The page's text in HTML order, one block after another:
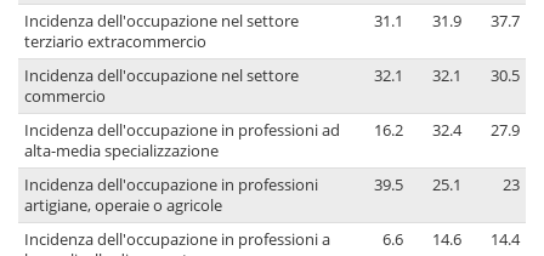
Incidenza dell'occupazione nel settore
terziario extracommercio
31.1 31.9 37.7
Incidenza dell'occupazione nel settore
commercio
32.1 32.1 30.5
Incidenza dell'occupazione in professioni ad
alta-media specializzazione
16.2 32.4 27.9
Incidenza dell'occupazione in professioni
artigiane, operaie o agricole
39.5 25.1 23
Incidenza dell'occupazione in professioni a
6.6 14.6 14.4